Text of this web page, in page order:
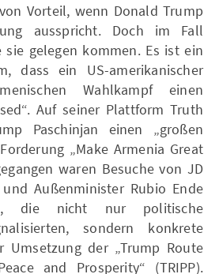
Vorteil, wenn Donald Trump
ausspricht. Doch im Fall
sie gelegen kommen. Es ist ein
dass ein US-amerikanischer
Wahlkampf einen
Auf seiner Plattform Truth
Paschinjan einen „großen
„Make Armenia Great
waren Besuche von JD
Außenminister Rubio Ende
die nicht nur politische
sondern konkrete
Umsetzung der „Trump Route
and Prosperity“ (TRIPP).